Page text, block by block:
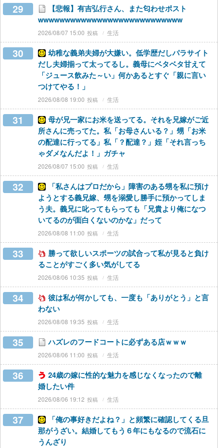
29
【悲報】有吉弘行さん、また匂わせポスト
wwwwwwwwwwwwwwwwwwwwwwwwwww
2026/08/07 15:00 生活
30
幼稚な義弟夫婦が大嫌い。低学歴だしパラサイト
だし夫婦揃って太ってるし。義母にベタベタ甘えて
「ジュース飲みた～い」何かあるとすぐ「親に言い
つけてやる！」
2026/08/08 19:00 生活
31
母が兄一家にお米を送ってる。それを兄嫁がご近
所さんに売ってた。私「お母さんいる？」甥「お米
の配達に行ってる」私「？配達？」姪「それ言っち
ゃダメなんだよ！」ガチャ
2026/08/07 15:00 生活
32
「私さんはプロだから」障害のある甥を私に預け
ようとする義兄嫁、甥を溺愛し勝手に預かってしま
う夫。義兄に叱ってもらっても「兄貴より俺になつ
いてるのが面白くないのかな」だって
2026/08/08 11:00 生活
33
勝って欲しいスポーツの試合って私が見ると負け
ることがすごく多い気がしてる
2026/08/06 10:35 生活
34
彼は私が何かしても、一度も「ありがとう」と言
わない
2026/08/08 19:35 生活
35 ハズレのフードコートに必ずある店ｗｗｗ
2026/08/06 11:00 生活
36
24歳の嫁に性的な魅力を感じなくなったので離
婚したい件
2026/08/06 19:12 生活
37
「俺の事好きだよね？」と頻繁に確認してくる旦
那がうざい。結婚してもう６年にもなるので流石に
うんざり